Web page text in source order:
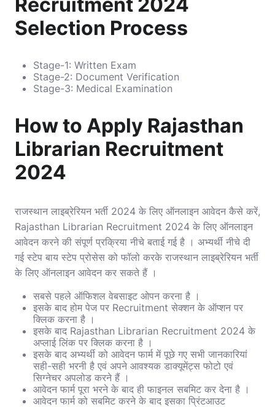
Recruitment 2024
Selection Process
Stage-1: Written Exam
Stage-2: Document Verification
Stage-3: Medical Examination
How to Apply Rajasthan
Librarian Recruitment
2024
राजस्थान लाइब्रेरियन भर्ती 2024 के लिए ऑनलाइन आवेदन कैसे करें,
Rajasthan Librarian Recruitment 2024 के लिए ऑनलाइन
आवेदन करने की संपूर्ण प्रक्रिया नीचे बताई गई है । अभ्यर्थी नीचे दी
गई स्टेप बाय स्टेप प्रोसेस को फॉलो करके राजस्थान लाइब्रेरियन भर्ती
के लिए ऑनलाइन आवेदन कर सकते हैं ।
सबसे पहले ऑफिशल वेबसाइट ओपन करना है ।
इसके बाद होम पेज पर Recruitment सेक्शन के ऑप्शन पर
क्लिक करना है ।
इसके बाद Rajasthan Librarian Recruitment 2024 के
अप्लाई लिंक पर क्लिक करना है ।
इसके बाद अभ्यर्थी को आवेदन फार्म में पूछे गए सभी जानकारियां
सही-सही भरनी है एवं अपने आवश्यक डाक्यूमेंट्स फोटो एवं
सिग्नेचर अपलोड करने हैं ।
आवेदन फार्म पूरा भरने के बाद ही फाइनल सबमिट कर देना है ।
आवेदन फार्म को सबमिट करने के बाद इसका प्रिंटआउट